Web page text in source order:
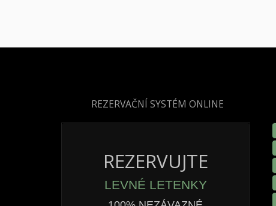
REZERVAČNÍ SYSTÉM ONLINE
REZERVUJTE
LEVNÉ LETENKY